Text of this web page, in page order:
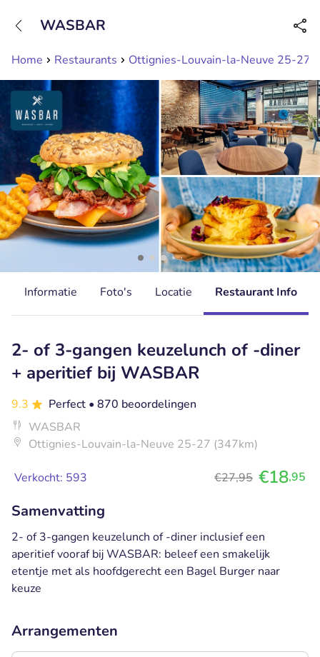
Bereikbaar tot 23:00 uur
Home Restaurants Ottignies-Louvain-la-Neuve 25-27
WASBAR
Informatie Foto's Locatie Restaurant Info
2- of 3-gangen keuzelunch of -diner
+ aperitief bij WASBAR
9.3 Perfect • 870 beoordelingen
WASBAR
Ottignies-Louvain-la-Neuve 25-27 (347km)
Verkocht: 593 €27,95 €18,95
Samenvatting
2- of 3-gangen keuzelunch of -diner inclusief een
aperitief vooraf bij WASBAR: beleef een smakelijk
etentje met als hoofdgerecht een Bagel Burger naar
keuze
Arrangementen